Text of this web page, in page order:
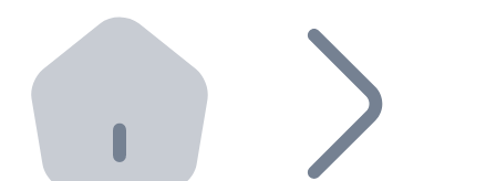
Distributeurs automatiques Bitnovo
Intégrez un ATM Bitnovo dans votre entreprise et
API Bitnovo
Intégrez notre API dans votre écosystème.